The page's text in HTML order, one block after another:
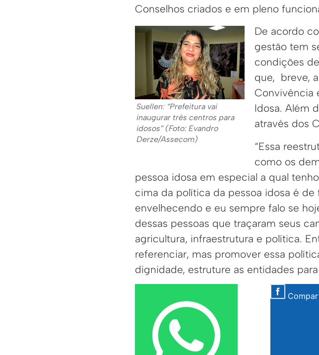
Conselhos criados e em pleno
Suellen: “Prefeitura vai
inaugurar três centros para
idosos” (Foto: Evandro
Derze/Assecom)
De acordo
gestão tem
condições
que, breve,
Convivência
Idosa. Além
através dos
“Essa
como os
pessoa idosa em especial a qual
cima da política da pessoa idosa é
envelhecendo e eu sempre falo se
dessas pessoas que traçaram seus
agricultura, infraestrutura e política.
referenciar, mas promover essa
dignidade, estruture as entidades